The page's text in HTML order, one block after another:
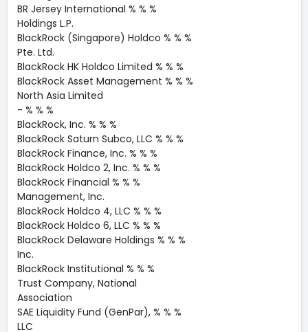
BR Jersey International % % %
Holdings L.P.
BlackRock (Singapore) Holdco % % %
Pte. Ltd.
BlackRock HK Holdco Limited % % %
BlackRock Asset Management % % %
North Asia Limited
- % % %
BlackRock, Inc. % % %
BlackRock Saturn Subco, LLC % % %
BlackRock Finance, Inc. % % %
BlackRock Holdco 2, Inc. % % %
BlackRock Financial % % %
Management, Inc.
BlackRock Holdco 4, LLC % % %
BlackRock Holdco 6, LLC % % %
BlackRock Delaware Holdings % % %
Inc.
BlackRock Institutional % % %
Trust Company, National
Association
SAE Liquidity Fund (GenPar), % % %
LLC